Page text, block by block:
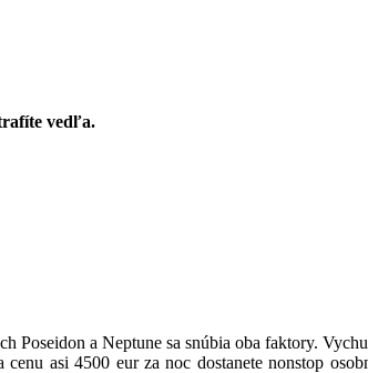
vedľa.
Poseidon a Neptune sa snúbia oba faktory.
asi 4500 eur za noc dostanete nonstop